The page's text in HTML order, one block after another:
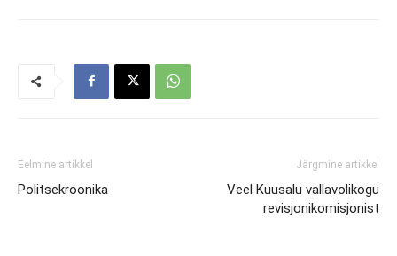
Eelmine artikkel
Politsekroonika
Järgmine artikkel
Veel Kuusalu vallavolikogu
revisjonikomisjonist